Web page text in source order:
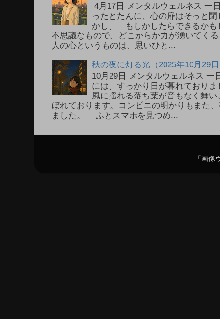
4月17日 メンタルウェルネス
ったとたんに、心の扉はそっと
かし、「もしかしたらできるか
不思議なもので、どこからか力が湧いて
人の心というものは、思いひと...
秋の夜に灯る光（2025年10月29
10月29日 メンタルウェルネス
には、すっかり日が暮れており
風に揺れる落ち葉が音もなく舞
ぼれております。コンビニの明かりもまた
ました。 ふとスマホを見つめ...
「画